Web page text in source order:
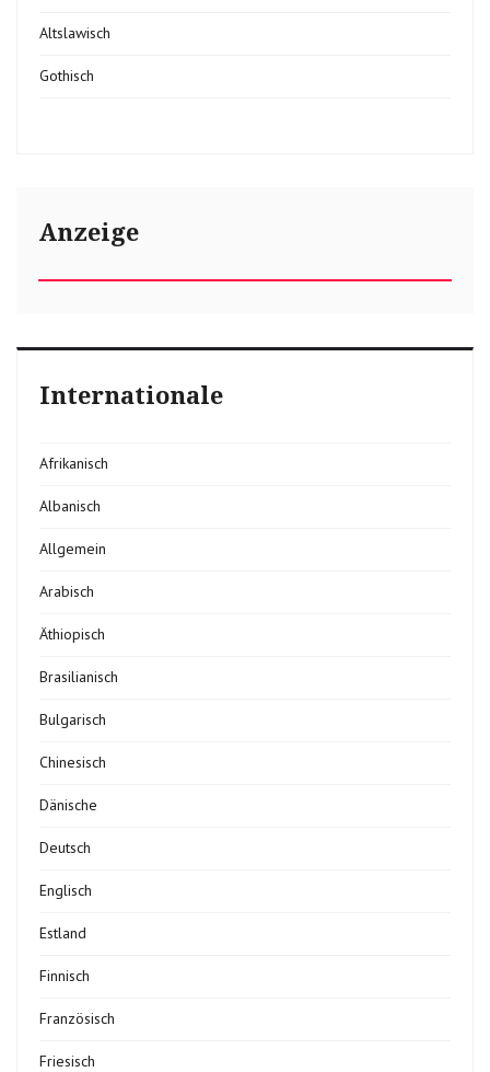
Altslawisch
Gothisch
Anzeige
Internationale
Afrikanisch
Albanisch
Allgemein
Arabisch
Äthiopisch
Brasilianisch
Bulgarisch
Chinesisch
Dänische
Deutsch
Englisch
Estland
Finnisch
Französisch
Friesisch